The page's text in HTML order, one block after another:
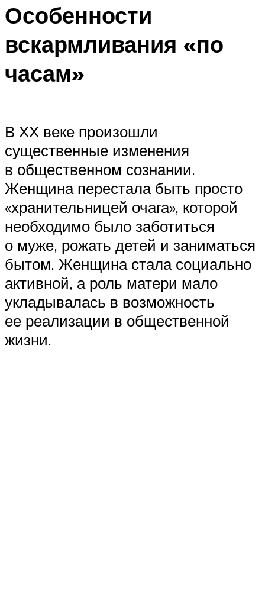
Особенности
вскармливания «по
часам»
В ХХ веке произошли
существенные изменения
в общественном сознании.
Женщина перестала быть просто
«хранительницей очага», которой
необходимо было заботиться
о муже, рожать детей и заниматься
бытом. Женщина стала социально
активной, а роль матери мало
укладывалась в возможность
ее реализации в общественной
жизни.